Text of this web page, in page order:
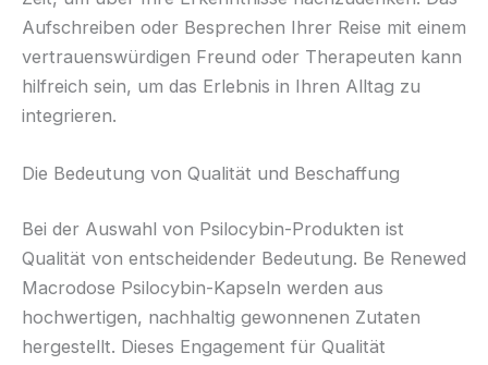
Aufschreiben oder Besprechen Ihrer Reise mit einem
vertrauenswürdigen Freund oder Therapeuten kann
hilfreich sein, um das Erlebnis in Ihren Alltag zu
integrieren.
Die Bedeutung von Qualität und Beschaffung
Bei der Auswahl von Psilocybin-Produkten ist
Qualität von entscheidender Bedeutung. Be Renewed
Macrodose Psilocybin-Kapseln werden aus
hochwertigen, nachhaltig gewonnenen Zutaten
hergestellt. Dieses Engagement für Qualität